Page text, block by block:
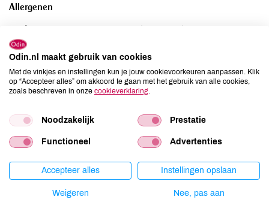
Allergenen
Ei
Gluten
niet aanwezig
Lactose
niet aanwezig
Lupine
niet aanwezig
Noten
niet aanwezig
Schaaldieren
niet aanwezig
niet aanwezig
niet aanwezig
Odin.nl maakt gebruik van cookies
Met de vinkjes en instellingen kun je jouw cookievoorkeuren aanpassen. Klik
op “Accepteer alles” om akkoord te gaan met het gebruik van alle cookies,
zoals beschreven in onze cookieverklaring
Noodzakelijk Prestatie
Functioneel Advertenties
Accepteer alles Instellingen opslaan
Weigeren Nee, pas aan